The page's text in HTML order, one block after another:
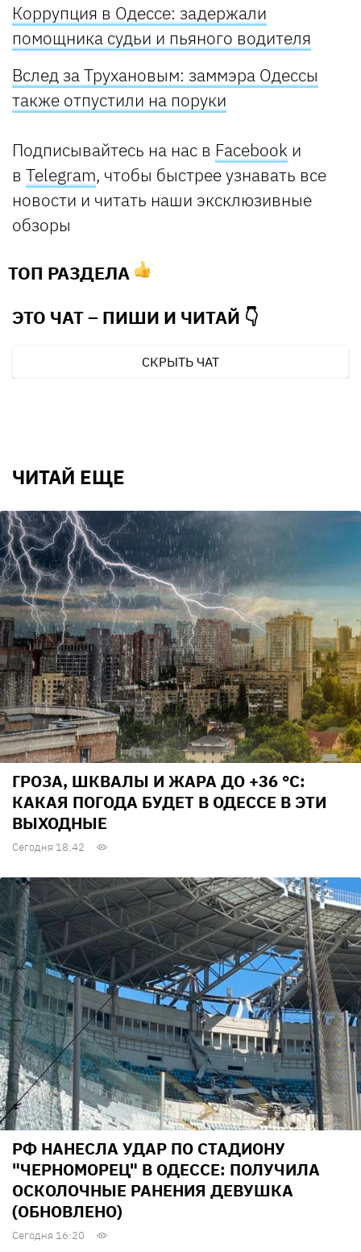
Коррупция в Одессе: задержали
помощника судьи и пьяного водителя
Вслед за Трухановым: заммэра Одессы
также отпустили на поруки
Подписывайтесь на нас в Facebook и
в Telegram, чтобы быстрее узнавать все
новости и читать наши эксклюзивные
обзоры
ТОП РАЗДЕЛА
ЭТО ЧАТ – ПИШИ И ЧИТАЙ 👇
СКРЫТЬ ЧАТ
ЧИТАЙ ЕЩЕ
ГРОЗА, ШКВАЛЫ И ЖАРА ДО +36 °С:
КАКАЯ ПОГОДА БУДЕТ В ОДЕССЕ В ЭТИ
ВЫХОДНЫЕ
Сегодня 18:42
РФ НАНЕСЛА УДАР ПО СТАДИОНУ
"ЧЕРНОМОРЕЦ" В ОДЕССЕ: ПОЛУЧИЛА
ОСКОЛОЧНЫЕ РАНЕНИЯ ДЕВУШКА
(ОБНОВЛЕНО)
Сегодня 16:20